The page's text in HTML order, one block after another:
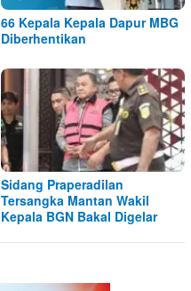
66 Kepala Kepala Dapur MBG
Diberhentikan
Sidang Praperadilan
Tersangka Mantan Wakil
Kepala BGN Bakal Digelar